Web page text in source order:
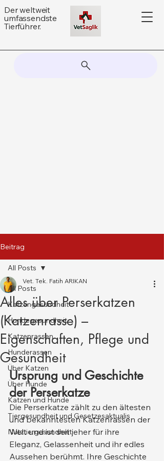
Der weltweit
umfassendste
Tierführer.
Beitrag
All Posts
Katzengesundheit
Hundegesundheit
Katzenrassen
Hunderassen
Über Katzen
Über Hunde
Katzen und Hunde
Tiergesundheit und Gesetzesaktualis
Nutztiergesundheit
All Posts
Alles über Perserkatzen
(Katzenrasse) –
Eigenschaften, Pflege und
Gesundheit
Vet. Tek. Fatih ARIKAN
Ursprung und Geschichte
der Perserkatze
Die Perserkatze zählt zu den ältesten
und bekanntesten Katzenrassen der
Welt und ist seit jeher für ihre
Eleganz, Gelassenheit und ihr edles
Aussehen berühmt. Ihre Geschichte